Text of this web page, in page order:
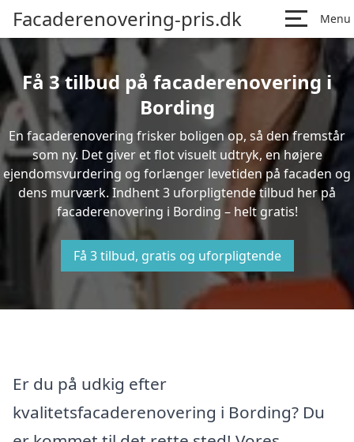
Facaderenovering-pris.dk Menu
Få 3 tilbud på facaderenovering i
Bording
En facaderenovering frisker boligen op, så den fremstår
som ny. Det giver et flot visuelt udtryk, en højere
ejendomsvurdering og forlænger levetiden på facaden og
dens murværk. Indhent 3 uforpligtende tilbud her på
facaderenovering i Bording – helt gratis!
Få 3 tilbud, gratis og uforpligtende
Er du på udkig efter
kvalitetsfacaderenovering i Bording? Du